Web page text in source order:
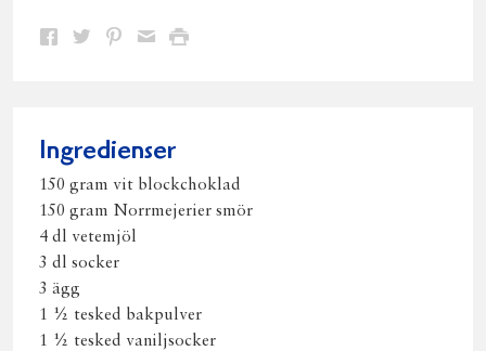
Dela Dela Dela DelaSkriv
Ingredienser
150 gram vit blockchoklad
150 gram Norrmejerier smör
4 dl vetemjöl
3 dl socker
3 ägg
1 ½ tesked bakpulver
1 ½ tesked vaniljsocker